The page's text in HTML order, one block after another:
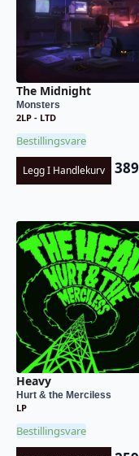
The Midnight
Monsters
2LP - LTD
Bestillingsvare
Legg I Handlekurv 389
Heavy
Hurt & the Merciless
LP
Bestillingsvare